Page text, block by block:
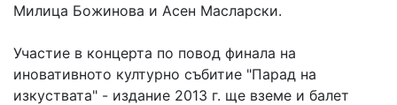
Милица Божинова и Асен Масларски.
Участие в концерта по повод финала на
иновативното културно събитие "Парад на
изкуствата" - издание 2013 г. ще вземе и балет